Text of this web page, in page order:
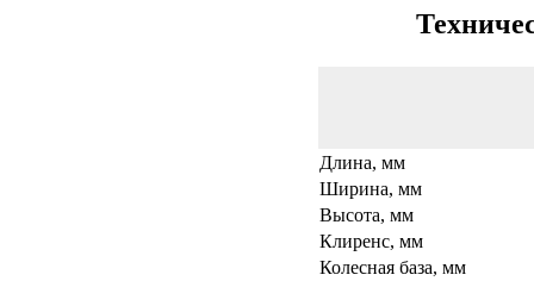
Длина, мм
Ширина, мм
Высота, мм
Клиренс, мм
Колесная база, мм